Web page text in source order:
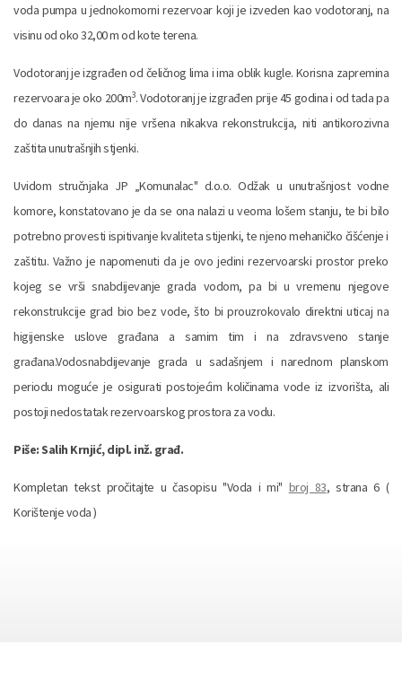
voda pumpa u jednokomorni rezervoar koji je izveden kao vodotoranj, na
visinu od oko 32,00 m od kote terena.
Vodotoranj je izgrađen od čeličnog lima i ima oblik kugle. Korisna zapremina
rezervoara je oko 200m3. Vodotoranj je izgrađen prije 45 godina i od tada pa
do danas na njemu nije vršena nikakva rekonstrukcija, niti antikorozivna
zaštita unutrašnjih stjenki.
Uvidom stručnjaka JP „Komunalac" d.o.o. Odžak u unutrašnjost vodne
komore, konstatovano je da se ona nalazi u veoma lošem stanju, te bi bilo
potrebno provesti ispitivanje kvaliteta stijenki, te njeno mehaničko čišćenje i
zaštitu. Važno je napomenuti da je ovo jedini rezervoarski prostor preko
kojeg se vrši snabdijevanje grada vodom, pa bi u vremenu njegove
rekonstrukcije grad bio bez vode, što bi prouzrokovalo direktni uticaj na
higijenske uslove građana a samim tim i na zdravsveno stanje
građana.Vodosnabdijevanje grada u sadašnjem i narednom planskom
periodu moguće je osigurati postojećim količinama vode iz izvorišta, ali
postoji nedostatak rezervoarskog prostora za vodu.
Piše: Salih Krnjić, dipl. inž. građ.
Kompletan tekst pročitajte u časopisu "Voda i mi" broj 83, strana 6 (
Korištenje voda )